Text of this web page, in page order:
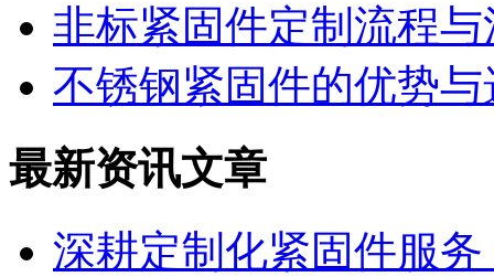
非标紧固件定制流程
不锈钢紧固件的优势
最新资讯文章
深耕定制化紧固件服